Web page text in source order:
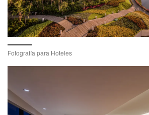
Fotografía para Hoteles